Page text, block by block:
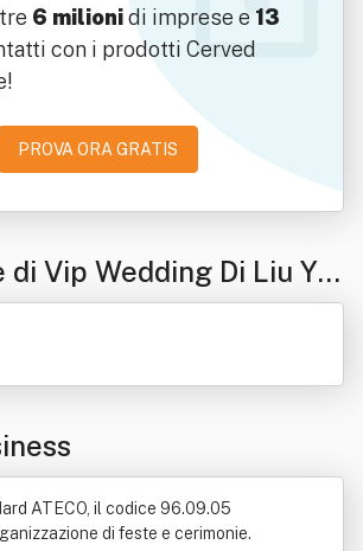
6 milionidi imprese e 13
con i prodotti Cerved
PROVA ORA GRATIS
di Vip Wedding Di Liu Ya
ATECO, il codice 96.09.05
di feste e cerimonie.